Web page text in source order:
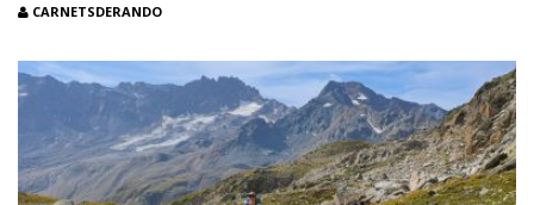
CARNETSDERANDO